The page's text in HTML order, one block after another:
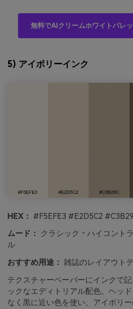
無料でAIクリームホワイトパレ
5) アイボリーインク
HEX： #F5EFE3 #E2D5C2
ムード：
クラシック・ハイコント
ル
おすすめ用途： 雑誌のレイアウト
テクスチャーペーパーにインクで
ックなエディトリアル配色。ヘッ
なく黒に近い色を使い、アイボリ